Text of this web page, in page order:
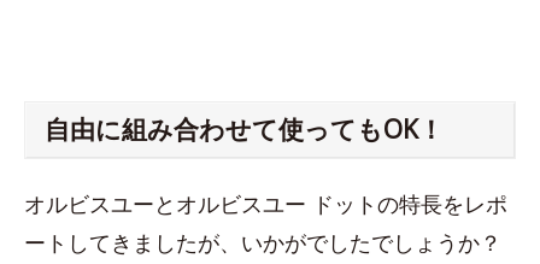
自由に組み合わせて使ってもOK！
オルビスユーとオルビスユー ドットの特長をレポ
ートしてきましたが、いかがでしたでしょうか？